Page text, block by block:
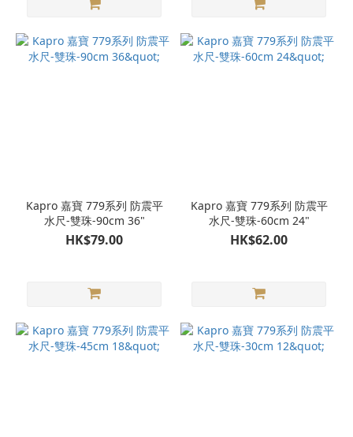
Kapro 嘉寶 779系列 防震平
水尺-雙珠-90cm 36"
HK$79.00
Kapro 嘉寶 779系列 防震平
水尺-雙珠-60cm 24"
HK$62.00